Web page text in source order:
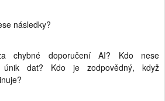
následky?
chybné doporučení AI? Kdo nese
únik dat? Kdo je zodpovědný, když